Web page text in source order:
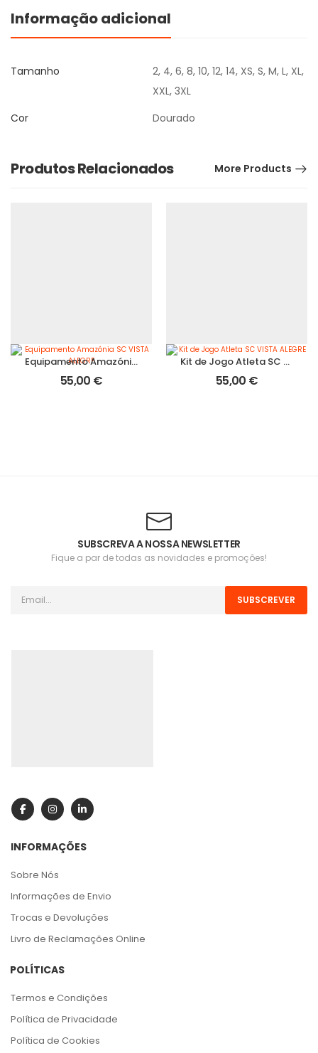
Informação adicional
Tamanho
2, 4, 6, 8, 10, 12, 14, XS, S, M, L, XL,
XXL, 3XL
Cor
Dourado
Produtos Relacionados More Products
Equipamento Amazónia SC VISTA ALEGRE
55,00 €
Kit de Jogo Atleta SC VISTA ALEGRE
55,00 €
INFORMAÇÕES
Sobre Nós
Informações de Envio
Trocas e Devoluções
Livro de Reclamações Online
POLÍTICAS
Termos e Condições
Política de Privacidade
Política de Cookies
SUBSCREVA A NOSSA NEWSLETTER
Fique a par de todas as novidades e promoções!
SUBSCREVER